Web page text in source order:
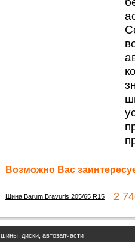
Возможно Вас
Шина Barum Bravuris 205/65 R15 2
шины, диски, автозапчасти